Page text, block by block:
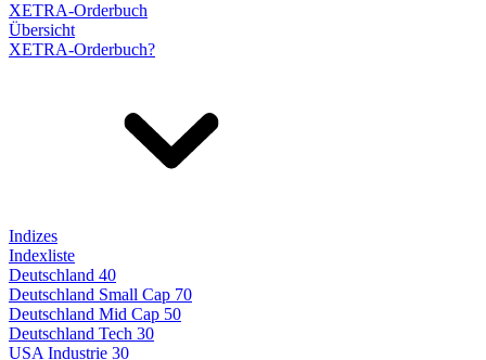
XETRA-Orderbuch
Übersicht
XETRA-Orderbuch?
Indizes
Indexliste
Deutschland 40
Deutschland Small Cap 70
Deutschland Mid Cap 50
Deutschland Tech 30
USA Industrie 30